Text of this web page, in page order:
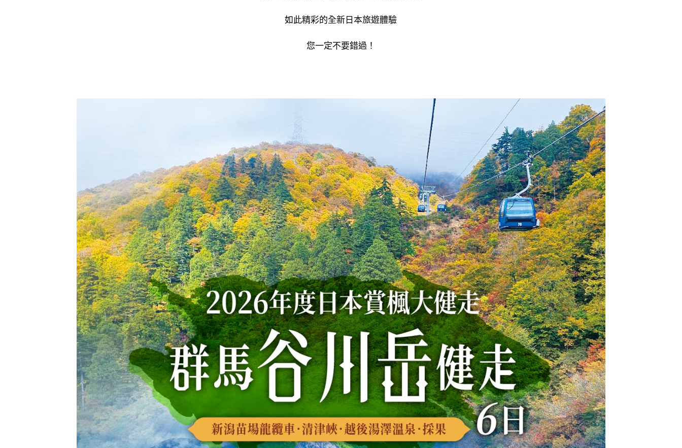
如此精彩的全新日本旅遊體驗
您一定不要錯過！